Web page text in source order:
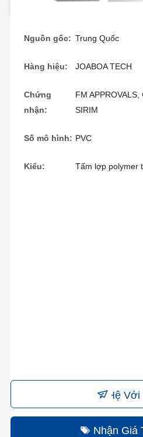
Nguồn gốc: Trung Quốc
Hàng hiệu: JOABOA TECH
Chứng
nhận:
FM APPROVALS,
SIRIM
Số mô hình: PVC
Kiểu: Tấm lợp polymer
Liên Hệ Với
Nhận Giá